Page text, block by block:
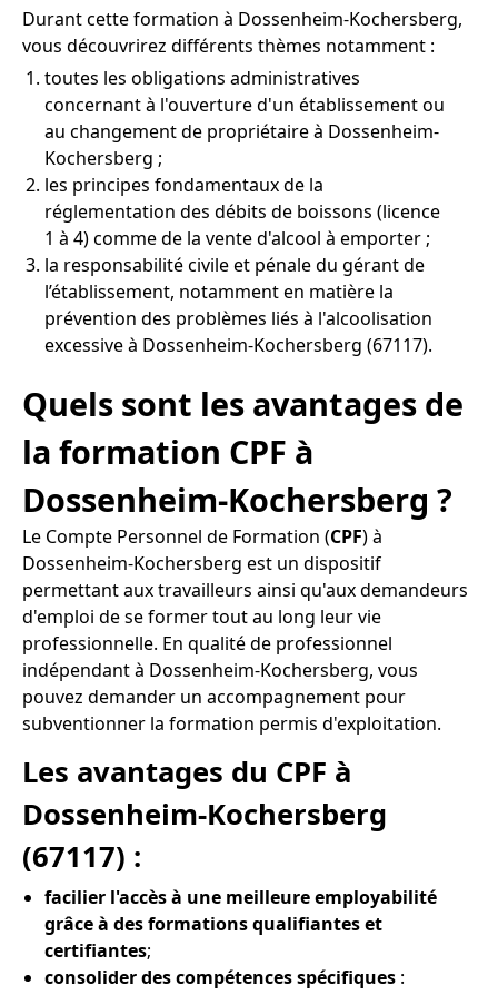
Durant cette formation à Dossenheim-Kochersberg,
vous découvrirez différents thèmes notamment :
toutes les obligations administratives
concernant à l'ouverture d'un établissement ou
au changement de propriétaire à Dossenheim-
Kochersberg ;
les principes fondamentaux de la
réglementation des débits de boissons (licence
1 à 4) comme de la vente d'alcool à emporter ;
la responsabilité civile et pénale du gérant de
l’établissement, notamment en matière la
prévention des problèmes liés à l'alcoolisation
excessive à Dossenheim-Kochersberg (67117).
Quels sont les avantages de
la formation CPF à
Dossenheim-Kochersberg ?
Le Compte Personnel de Formation (CPF) à
Dossenheim-Kochersberg est un dispositif
permettant aux travailleurs ainsi qu'aux demandeurs
d'emploi de se former tout au long leur vie
professionnelle. En qualité de professionnel
indépendant à Dossenheim-Kochersberg, vous
pouvez demander un accompagnement pour
subventionner la formation permis d'exploitation.
Les avantages du CPF à
Dossenheim-Kochersberg
(67117) :
facilier l'accès à une meilleure employabilité
grâce à des formations qualifiantes et
certifiantes;
consolider des compétences spécifiques :